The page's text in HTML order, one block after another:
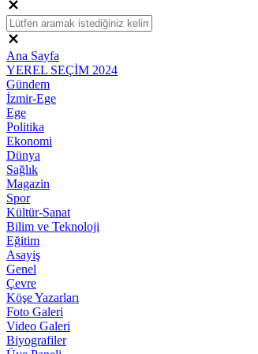
Ana Sayfa
YEREL SEÇİM 2024
Gündem
İzmir-Ege
Ege
Politika
Ekonomi
Dünya
Sağlık
Magazin
Spor
Kültür-Sanat
Bilim ve Teknoloji
Eğitim
Asayiş
Genel
Çevre
Köşe Yazarları
Foto Galeri
Video Galeri
Biyografiler